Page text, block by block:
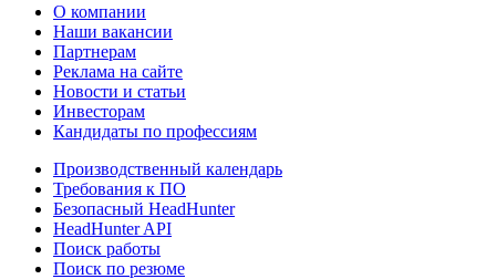
О компании
Наши вакансии
Партнерам
Реклама на сайте
Новости и статьи
Инвесторам
Кандидаты по профессиям
Производственный календарь
Требования к ПО
Безопасный HeadHunter
HeadHunter API
Поиск работы
Поиск по резюме